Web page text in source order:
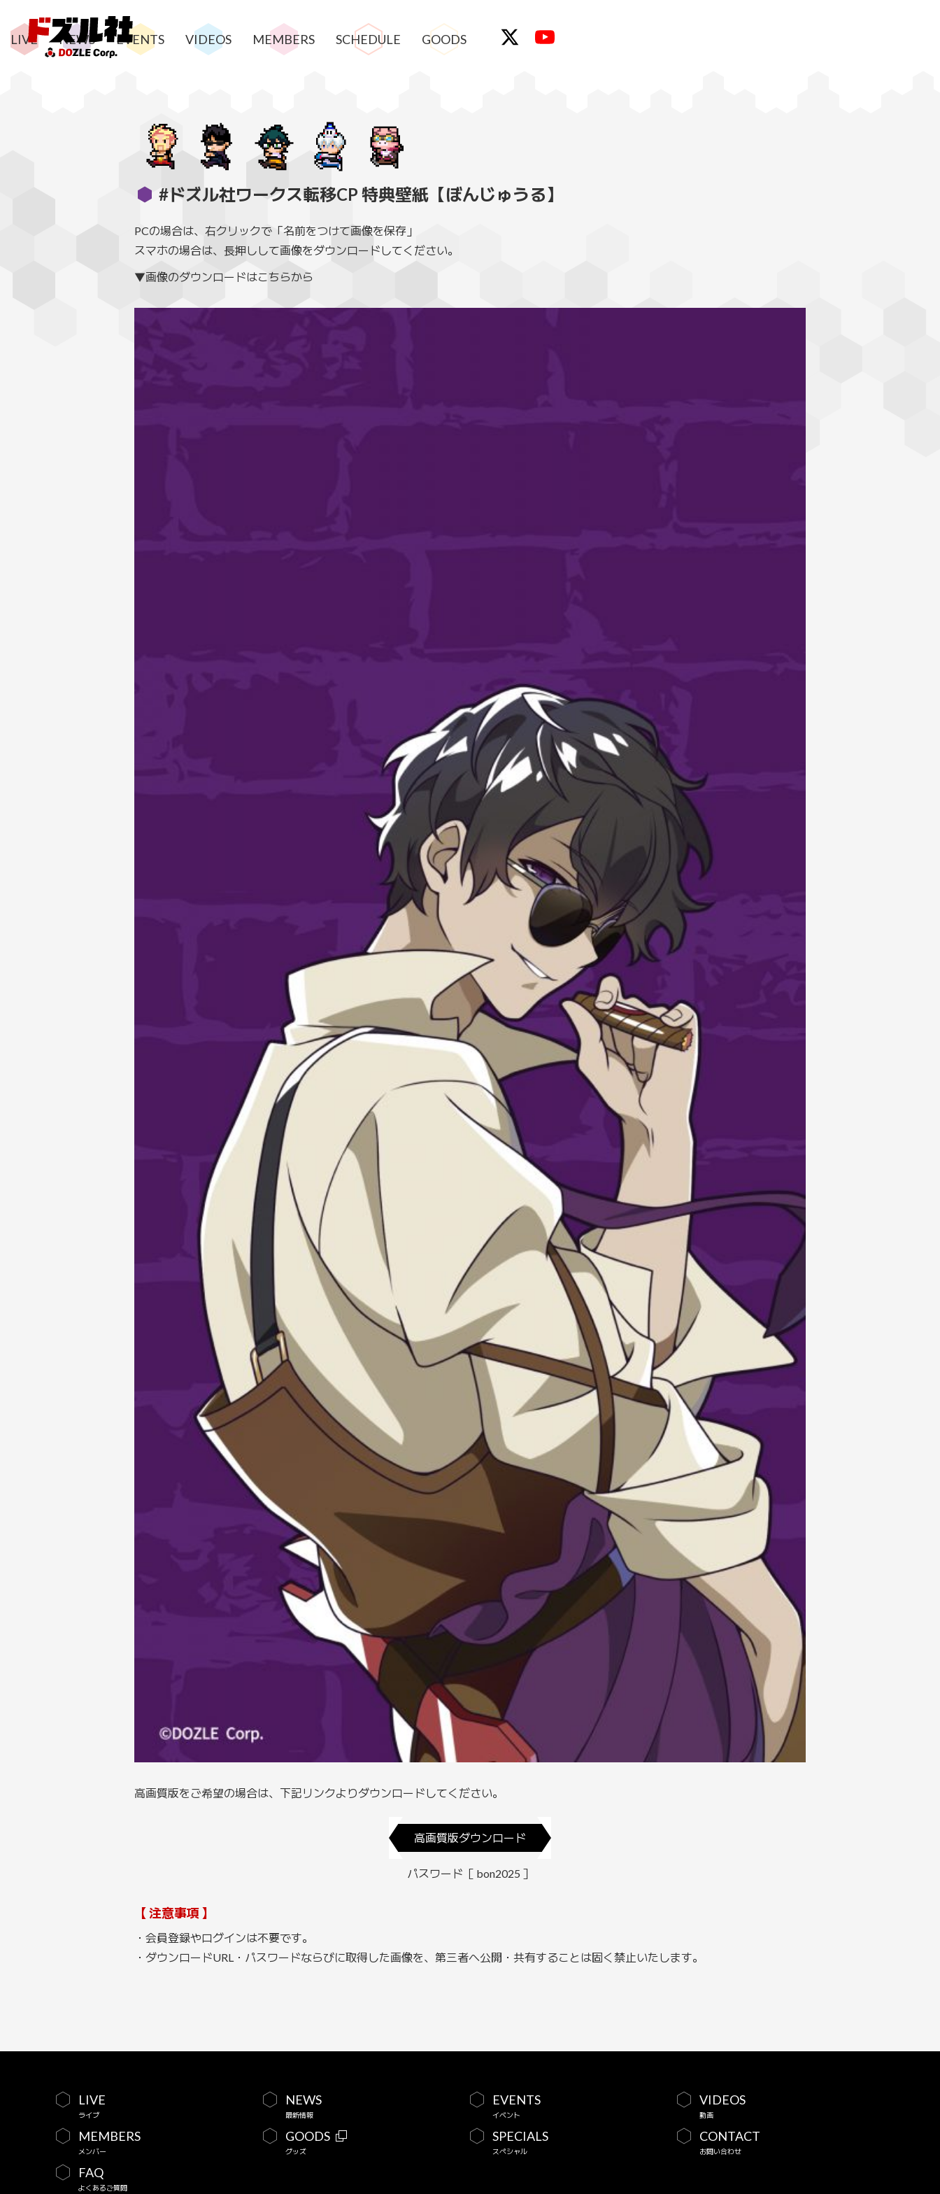
LIVE NEWS EVENTS VIDEOS MEMBERS SCHEDULE GOODS
#ドズル社ワークス転移CP 特典壁紙【ぼんじゅうる】
PCの場合は、右クリックで「名前をつけて画像を保存」
スマホの場合は、長押しして画像をダウンロードしてください。
▼画像のダウンロードはこちらから
高画質版をご希望の場合は、下記リンクよりダウンロードしてください。
高画質版ダウンロード
パスワード［ bon2025 ］
【 注意事項 】
・会員登録やログインは不要です。
・ダウンロードURL・パスワードならびに取得した画像を、第三者へ公開・共有することは固く禁止いたします。
LIVE
ライブ
NEWS
最新情報
EVENTS
イベント
VIDEOS
動画
MEMBERS
メンバー
GOODS
グッズ
SPECIALS
スペシャル
CONTACT
お問い合わせ
FAQ
よくあるご質問